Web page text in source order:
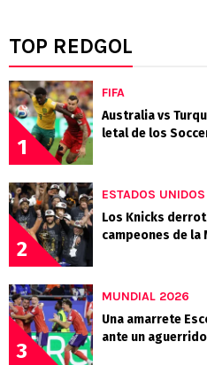
TOP REDGOL
1
FIFA
Australia vs
letal de los
2
ESTADOS UNIDOS
Los Knicks
campeones de la
3
MUNDIAL 2026
Una amarrete
ante un